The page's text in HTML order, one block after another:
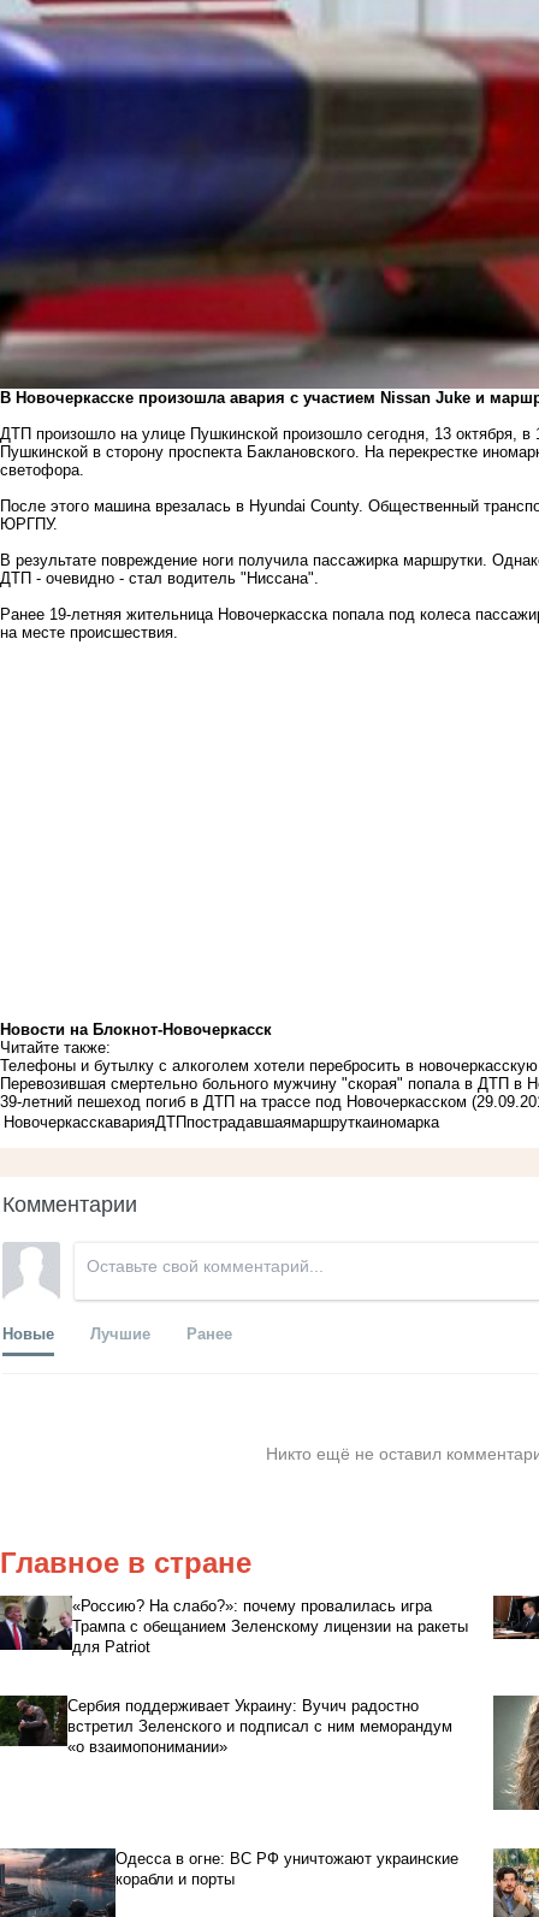
В Новочеркасске произошла авария с участием Nissan Juke и
ДТП произошло на улице Пушкинской произошло сегодня, 13 октября,
Пушкинской в сторону проспекта Баклановского. На перекрестке
светофора.
После этого машина врезалась в Hyundai County. Общественный
ЮРГПУ.
В результате повреждение ноги получила пассажирка маршрутки.
ДТП - очевидно - стал водитель "Ниссана".
Ранее 19-летняя жительница Новочеркасска попала под колеса
на месте происшествия.
Новости на Блoкнoт-Новочеркасск
Читайте также:
Телефоны и бутылку с алкоголем хотели перебросить в
Перевозившая смертельно больного мужчину "скорая" попала в ДТП в
39-летний пешеход погиб в ДТП на трассе под Новочеркасском
НовочеркасскаварияДТПпострадавшаямаршруткаиномарка
Комментарии
Новые Лучшие Ранее
Никто ещё не оставил
Главное в стране
«Россию? На слабо?»: почему провалилась игра
Трампа с обещанием Зеленскому лицензии на ракеты
для Patriot
Сербия поддерживает Украину: Вучич радостно
встретил Зеленского и подписал с ним меморандум
«о взаимопонимании»
Одесса в огне: ВС РФ уничтожают украинские
корабли и порты